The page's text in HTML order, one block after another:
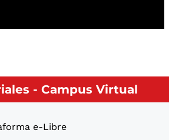
- Campus Virtual
e-Libre